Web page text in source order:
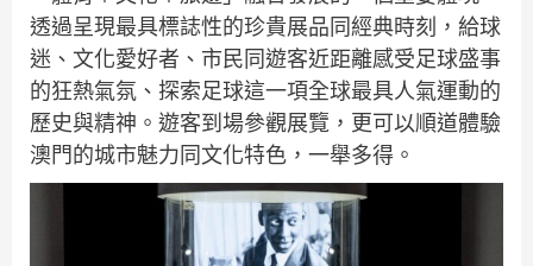
透過呈現最具標誌性的珍貴展品同經典時刻，給球
迷、文化愛好者、市民同遊客近距離感受足球盛事
的狂熱氣氛、探索足球這一項全球最具人氣運動的
歷史與精神。遊客到場參觀展覽，更可以順道體驗
澳門的城市魅力同文化特色，一舉多得。